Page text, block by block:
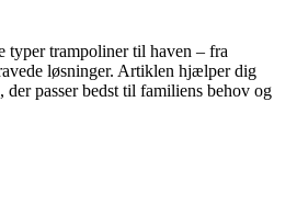
typer trampoliner til haven – fra
løsninger. Artiklen hjælper dig
passer bedst til familiens behov og